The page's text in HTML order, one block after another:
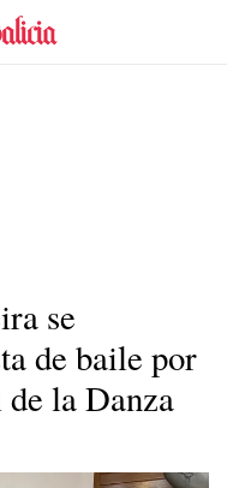
se
de baile por
la Danza